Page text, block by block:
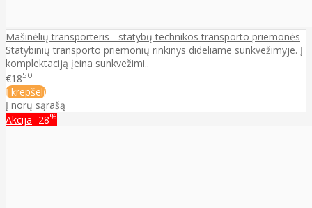
Mašinėlių transporteris - statybų technikos transporto priemonės
Statybinių transporto priemonių rinkinys dideliame sunkvežimyje. Į
komplektaciją įeina sunkvežimi..
€1850
Į krepšelį
Į norų sąrašą
Akcija -28%